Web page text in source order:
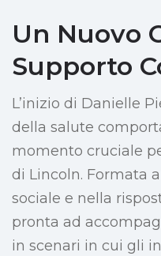
Un Nuovo
Supporto
L’inizio di Danielle
della salute
momento cruciale
di Lincoln. Formata
sociale e nella
pronta ad
in scenari in cui gli